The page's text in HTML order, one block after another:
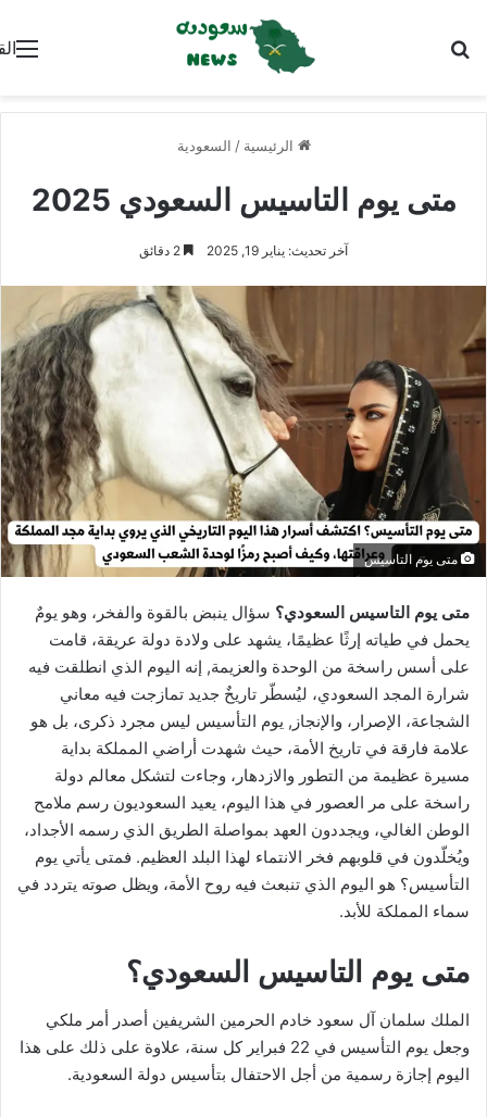
الرئيسية / السعودية
متى يوم التاسيس السعودي 2025
آخر تحديث: يناير 19, 2025
متى يوم التاسيس
متى يوم التاسيس السعودي؟ سؤال ينبض بالقوة والفخر، وهو يومٌ
يحمل في طياته إرثًا عظيمًا، يشهد على ولادة دولة عريقة، قامت
على أسس راسخة من الوحدة والعزيمة, إنه اليوم الذي انطلقت فيه
شرارة المجد السعودي، ليُسطّر تاريخٌ جديد تمازجت فيه معاني
الشجاعة، الإصرار، والإنجاز, يوم التأسيس ليس مجرد ذكرى، بل هو
علامة فارقة في تاريخ الأمة، حيث شهدت أراضي المملكة بداية
مسيرة عظيمة من التطور والازدهار، وجاءت لتشكل معالم دولة
راسخة على مر العصور في هذا اليوم، يعيد السعوديون رسم ملامح
الوطن الغالي، ويجددون العهد بمواصلة الطريق الذي رسمه الأجداد،
ويُخلّدون في قلوبهم فخر الانتماء لهذا البلد العظيم. فمتى يأتي يوم
التأسيس؟ هو اليوم الذي تنبعث فيه روح الأمة، ويظل صوته يتردد في
سماء المملكة للأبد.
متى يوم التاسيس السعودي؟
الملك سلمان آل سعود خادم الحرمين الشريفين أصدر أمر ملكي
وجعل يوم التأسيس في 22 فبراير كل سنة، علاوة على ذلك على هذا
اليوم إجازة رسمية من أجل الاحتفال بتأسيس دولة السعودية.